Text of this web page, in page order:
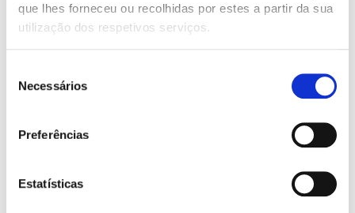
que lhes forneceu ou recolhidas por estes a partir da sua
utilização dos respetivos serviços.
Necessários
Preferências
Estatísticas
Tune in for the webinar